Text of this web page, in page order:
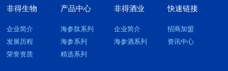
非得生物
企业简介
发展历程
荣誉资质
产品中心
海参肽系列
海参系列
精选系列
非得酒业
企业简介
海参酒系列
快速链接
招商加盟
资讯中心